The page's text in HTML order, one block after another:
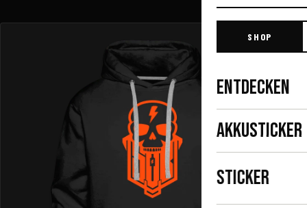
SHOP
ENTDECKEN
AKKUSTICKER
STICKER